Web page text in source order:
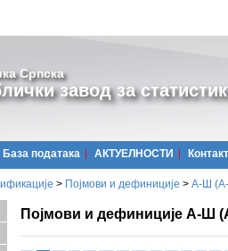
Српска
завод за
Базa података АКТУЕЛНОСТИ Контакт
> Појмови и дефиниције > А-Ш
Појмови и дефиниције А-Ш